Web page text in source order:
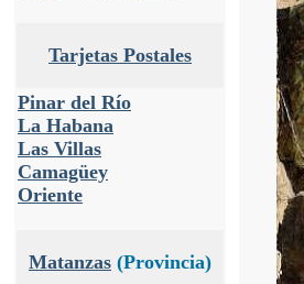
Tarjetas Postales
Pinar del Río
La Habana
Las Villas
Camagüey
Oriente
Matanzas (Provincia)